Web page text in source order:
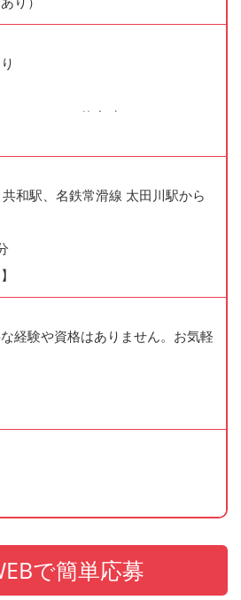
、ディナー飲食時10%OFF）
勤OK
り
ル可
和駅、名鉄常滑線 太田川駅から
経験や資格はありません。お気軽
付)を持参下さい
内にご連絡致します（←パー
内）
で簡単応募